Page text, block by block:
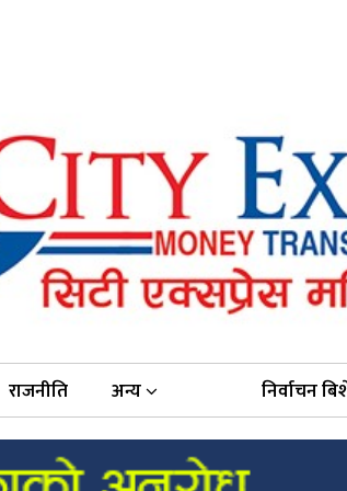
राजनीति अन्य निर्वाचन